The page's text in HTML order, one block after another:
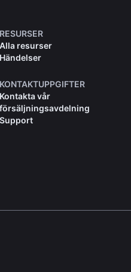
RESURSER
Alla resurser
Händelser
KONTAKTUPPGIFTER
Kontakta vår
försäljningsavdelning
Support
a new tab)